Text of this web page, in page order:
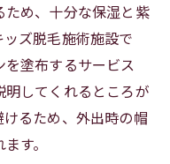
め、十分な保湿と紫
ズ脱毛施術施設で
塗布するサービス
してくれるところが
るため、外出時の帽
す。